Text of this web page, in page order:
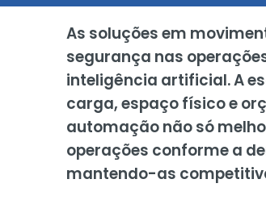
As soluções em
segurança nas
inteligência artificial. A
carga, espaço físico e
automação não só
operações conforme a
mantendo-as